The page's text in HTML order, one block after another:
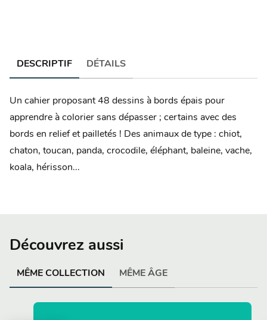
DESCRIPTIF DÉTAILS
Un cahier proposant 48 dessins à bords épais pour
apprendre à colorier sans dépasser ; certains avec des
bords en relief et pailletés ! Des animaux de type : chiot,
chaton, toucan, panda, crocodile, éléphant, baleine, vache,
koala, hérisson...
Découvrez aussi
MÊME COLLECTION MÊME ÂGE